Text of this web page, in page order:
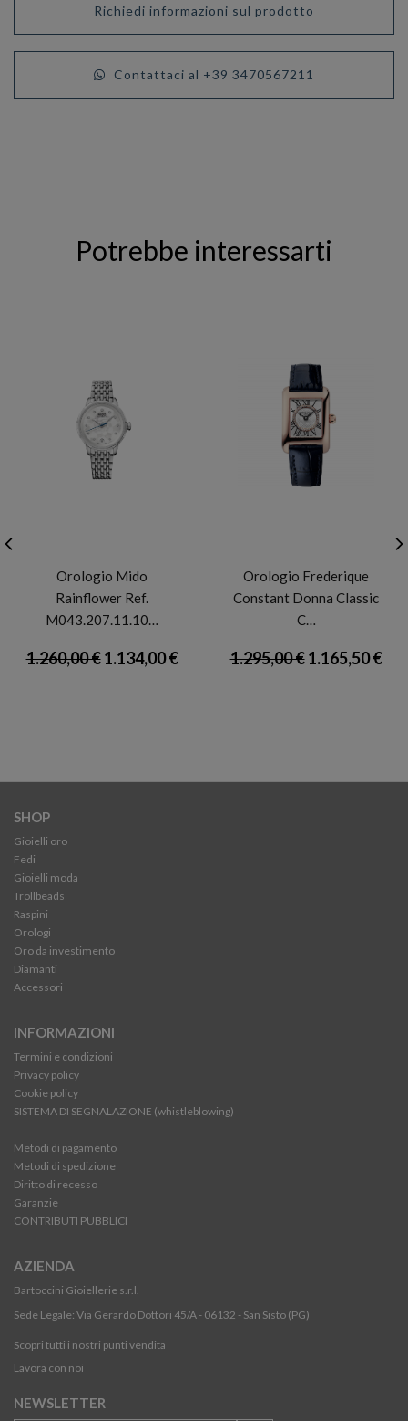
Richiedi informazioni sul prodotto
Contattaci al +39 3470567211
Potrebbe interessarti
Orologio Mido
Rainflower Ref.
M043.207.11.10…
1.260,00 €1.134,00 €
Orologio Frederique
Constant Donna Classic
C…
1.295,00 €1.165,50 €
SHOP
Gioielli oro
Fedi
Gioielli moda
Trollbeads
Raspini
Orologi
Oro da investimento
Diamanti
Accessori
INFORMAZIONI
Termini e condizioni
Privacy policy
Cookie policy
SISTEMA DI SEGNALAZIONE (whistleblowing)
Metodi di pagamento
Metodi di spedizione
Diritto di recesso
Garanzie
CONTRIBUTI PUBBLICI
AZIENDA
Bartoccini Gioiellerie s.r.l.
Sede Legale: Via Gerardo Dottori 45/A - 06132 - San Sisto (PG)
Scopri tutti i nostri punti vendita
Lavora con noi
NEWSLETTER